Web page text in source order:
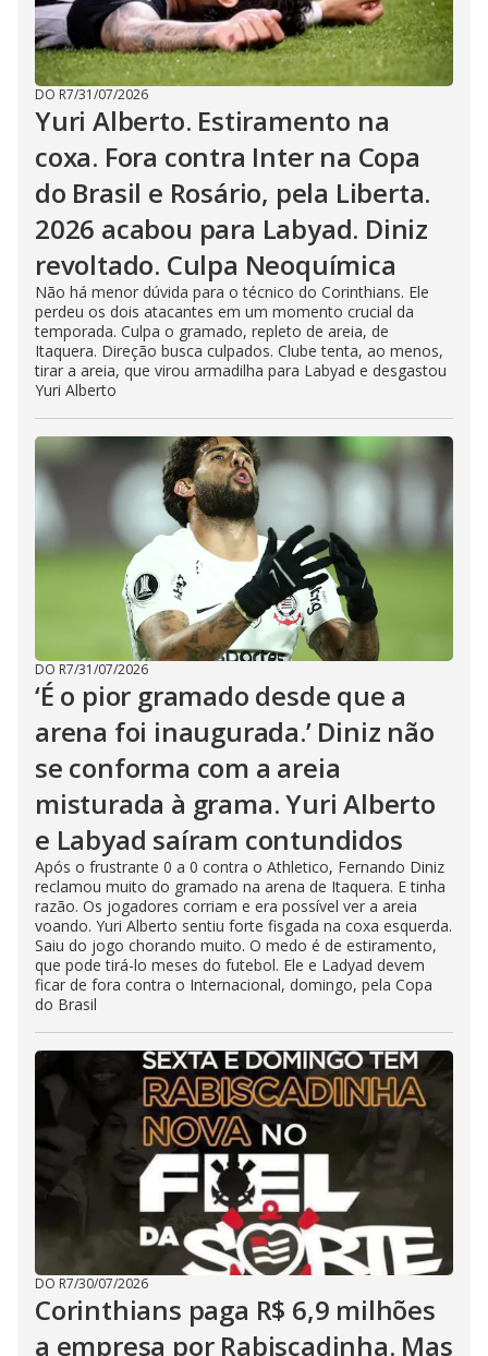
DO R7/31/07/2026
Yuri Alberto. Estiramento na
coxa. Fora contra Inter na Copa
do Brasil e Rosário, pela Liberta.
2026 acabou para Labyad. Diniz
revoltado. Culpa Neoquímica
Não há menor dúvida para o técnico do Corinthians. Ele
perdeu os dois atacantes em um momento crucial da
temporada. Culpa o gramado, repleto de areia, de
Itaquera. Direção busca culpados. Clube tenta, ao menos,
tirar a areia, que virou armadilha para Labyad e desgastou
Yuri Alberto
DO R7/31/07/2026
‘É o pior gramado desde que a
arena foi inaugurada.’ Diniz não
se conforma com a areia
misturada à grama. Yuri Alberto
e Labyad saíram contundidos
Após o frustrante 0 a 0 contra o Athletico, Fernando Diniz
reclamou muito do gramado na arena de Itaquera. E tinha
razão. Os jogadores corriam e era possível ver a areia
voando. Yuri Alberto sentiu forte fisgada na coxa esquerda.
Saiu do jogo chorando muito. O medo é de estiramento,
que pode tirá-lo meses do futebol. Ele e Ladyad devem
ficar de fora contra o Internacional, domingo, pela Copa
do Brasil
DO R7/30/07/2026
Corinthians paga R$ 6,9 milhões
a empresa por Rabiscadinha. Mas